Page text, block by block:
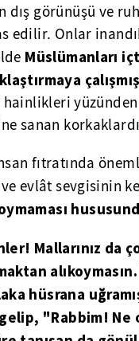
dış görünüşü ve
edilir. Onlar
Müslümanları
yüzünden
sanan
fıtratında
ve evlât sevgisinin
Mallarınız da
hüsrana
"Rabbim! Ne